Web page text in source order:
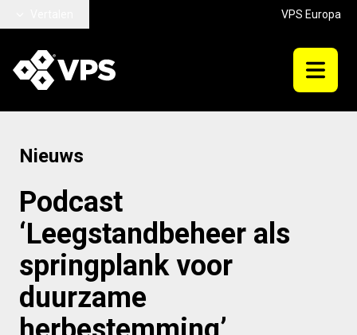
VPS Europa
Nieuws
Podcast
‘Leegstandbeheer als
springplank voor
duurzame